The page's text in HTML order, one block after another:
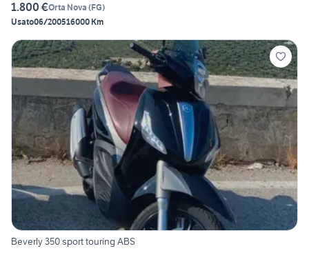
1.800 €Orta Nova (FG)
Usato06/200516000 Km
Beverly 350 sport touring ABS